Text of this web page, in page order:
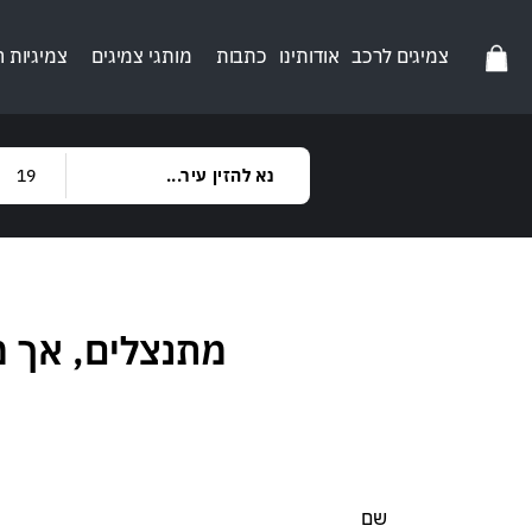
צמיגים לרכב אודותינו כתבות מותגי צמיגים
מתנצלים, אך
שם